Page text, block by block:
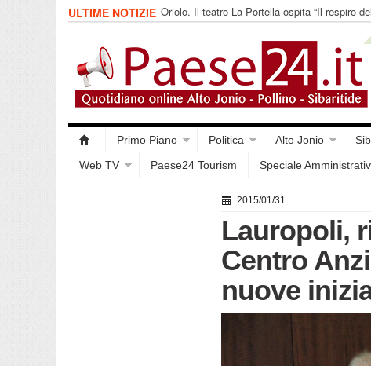
ULTIME NOTIZIE Oriolo. Il teatro La Portella ospita “Il respiro
collettivo 365
Primo Piano Politica Alto Jonio
Web TV
Paese24 Tourism Speciale
2015/01/31
Lauropoli,
Centro
nuove